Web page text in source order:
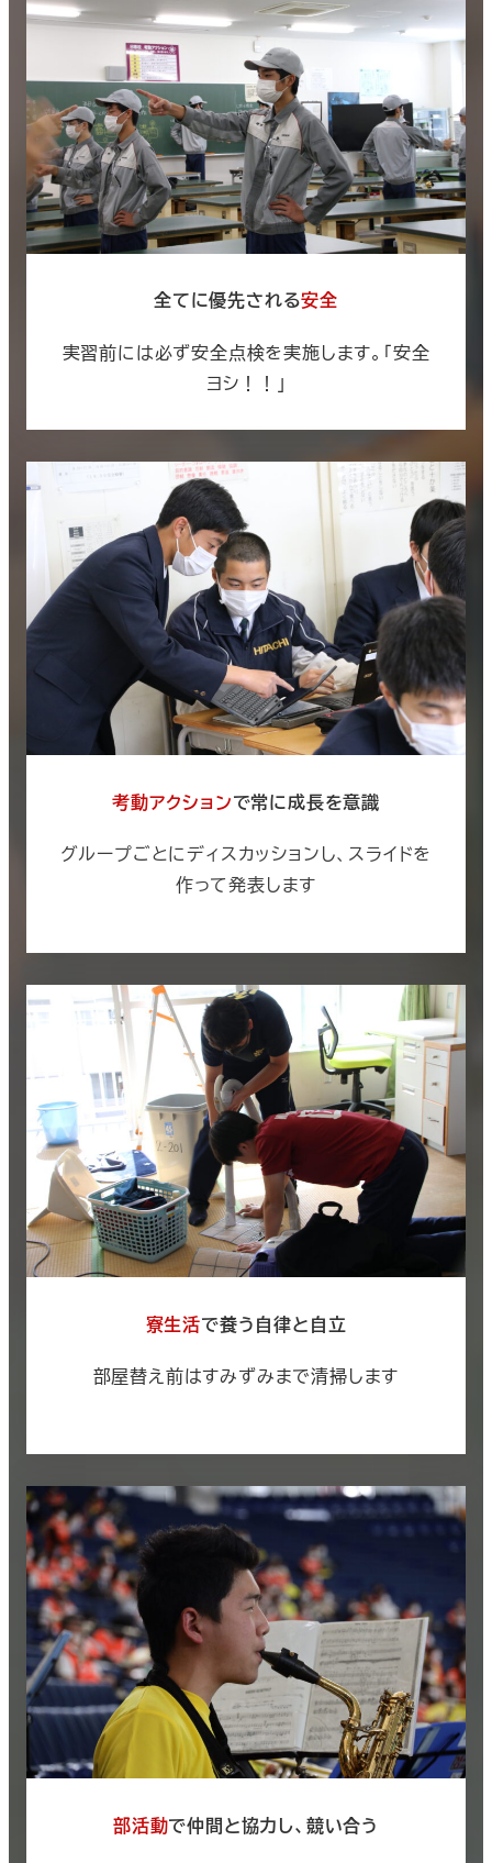
全てに優先される安全
実習前には必ず安全点検を実施します。「安全
ヨシ！！」
考動アクションで常に成長を意識
グループごとにディスカッションし、スライドを
作って発表します
寮生活で養う自律と自立
部屋替え前はすみずみまで清掃します
部活動で仲間と協力し、競い合う